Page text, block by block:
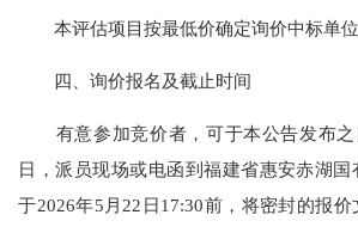
本评估项目按最低价确定询价中标单位
四、询价报名及截止时间
有意参加竞价者，可于本公告发布之
日，派员现场或电函到福建省惠安赤湖
于2026年5月22日17:30前，将密封的报